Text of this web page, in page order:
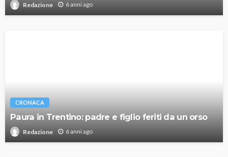
Redazione 6 anni ago
CRONACA
Paura in Trentino: padre e figlio feriti da un orso
Redazione 6 anni ago